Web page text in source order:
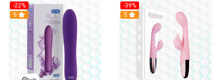
-22%
Hot
5
-39%
Hot
5